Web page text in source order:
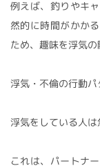
例えば、釣りやキ
然的に時間がかか
ため、趣味を浮気の
浮気・不倫の行動
浮気をしている人は
これは、パートナ